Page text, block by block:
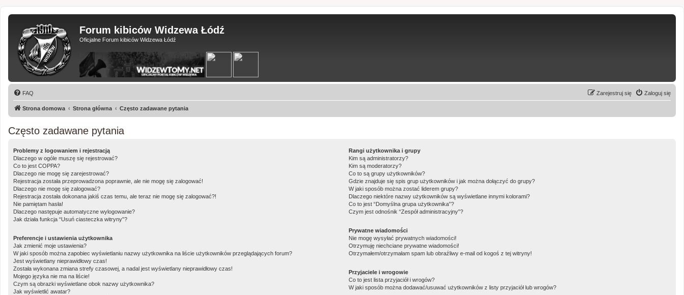
Forum kibiców Widzewa Łódź
Oficjalne Forum kibiców Widzewa Łódź
FAQ Zaloguj się
Zarejestruj się
Strona domowa Strona główna Często zadawane pytania
Często zadawane pytania
Problemy z logowaniem i rejestracją
Dlaczego w ogóle muszę się rejestrować?
Co to jest COPPA?
Dlaczego nie mogę się zarejestrować?
Rejestracja została przeprowadzona poprawnie, ale nie mogę się zalogować!
Dlaczego nie mogę się zalogować?
Rejestracja została dokonana jakiś czas temu, ale teraz nie mogę się zalogować?!
Nie pamiętam hasła!
Dlaczego następuje automatyczne wylogowanie?
Jak działa funkcja “Usuń ciasteczka witryny”?
Preferencje i ustawienia użytkownika
Jak zmienić moje ustawienia?
W jaki sposób można zapobiec wyświetlaniu nazwy użytkownika na liście użytkowników przeglądających forum?
Jest wyświetlany nieprawidłowy czas!
Została wykonana zmiana strefy czasowej, a nadal jest wyświetlany nieprawidłowy czas!
Mojego języka nie ma na liście!
Czym są obrazki wyświetlane obok nazwy użytkownika?
Jak wyświetlić awatar?
Rangi użytkownika i grupy
Kim są administratorzy?
Kim są moderatorzy?
Co to są grupy użytkowników?
Gdzie znajduje się spis grup użytkowników i jak można dołączyć do grupy?
W jaki sposób można zostać liderem grupy?
Dlaczego niektóre nazwy użytkowników są wyświetlane innymi kolorami?
Co to jest “Domyślna grupa użytkownika”?
Czym jest odnośnik “Zespół administracyjny”?
Prywatne wiadomości
Nie mogę wysyłać prywatnych wiadomości!
Otrzymuję niechciane prywatne wiadomości!
Otrzymałem/otrzymałam spam lub obraźliwy e-mail od kogoś z tej witryny!
Przyjaciele i wrogowie
Co to jest lista przyjaciół i wrogów?
W jaki sposób można dodawać/usuwać użytkowników z listy przyjaciół lub wrogów?